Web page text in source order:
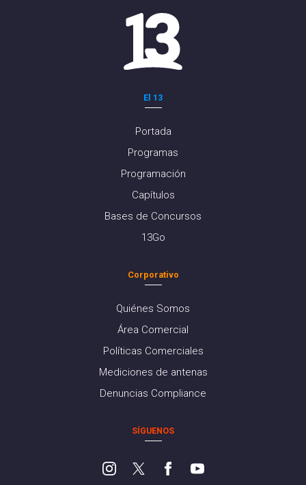
El 13
Portada
Programas
Programación
Capítulos
Bases de Concursos
13Go
Corporativo
Quiénes Somos
Área Comercial
Políticas Comerciales
Mediciones de antenas
Denuncias Compliance
SÍGUENOS